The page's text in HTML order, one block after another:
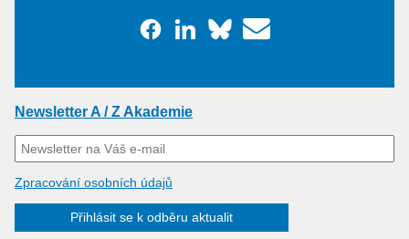
Newsletter A / Z Akademie
Zpracování osobních údajů
Přihlásit se k odběru aktualit